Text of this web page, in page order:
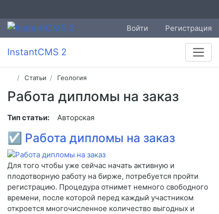
Войти Регистрация
InstantCMS 2
Статьи Геология
Работа дипломы на заказ
Тип статьи: Авторская
☑ Работа дипломы на заказ
Для того чтобы уже сейчас начать активную и
плодотворную работу на бирже, потребуется пройти
регистрацию. Процедура отнимет немного свободного
времени, после которой перед каждый участником
откроется многочисленное количество выгодных и